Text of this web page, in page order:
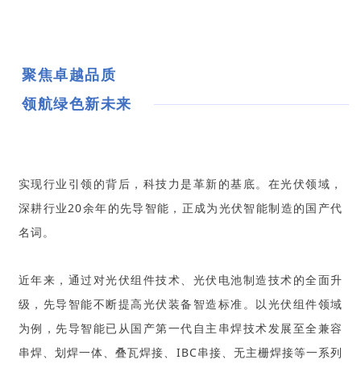
聚焦卓越品质
领航绿色新未来
实现行业引领的背后，科技力是革新的基底。在光伏领域，
深耕行业20余年的先导智能，正成为光伏智能制造的国产代
名词。
近年来，通过对光伏组件技术、光伏电池制造技术的全面升
级，先导智能不断提高光伏装备智造标准。以光伏组件领域
为例，先导智能已从国产第一代自主串焊技术发展至全兼容
串焊、划焊一体、叠瓦焊接、IBC串接、无主栅焊接等一系列